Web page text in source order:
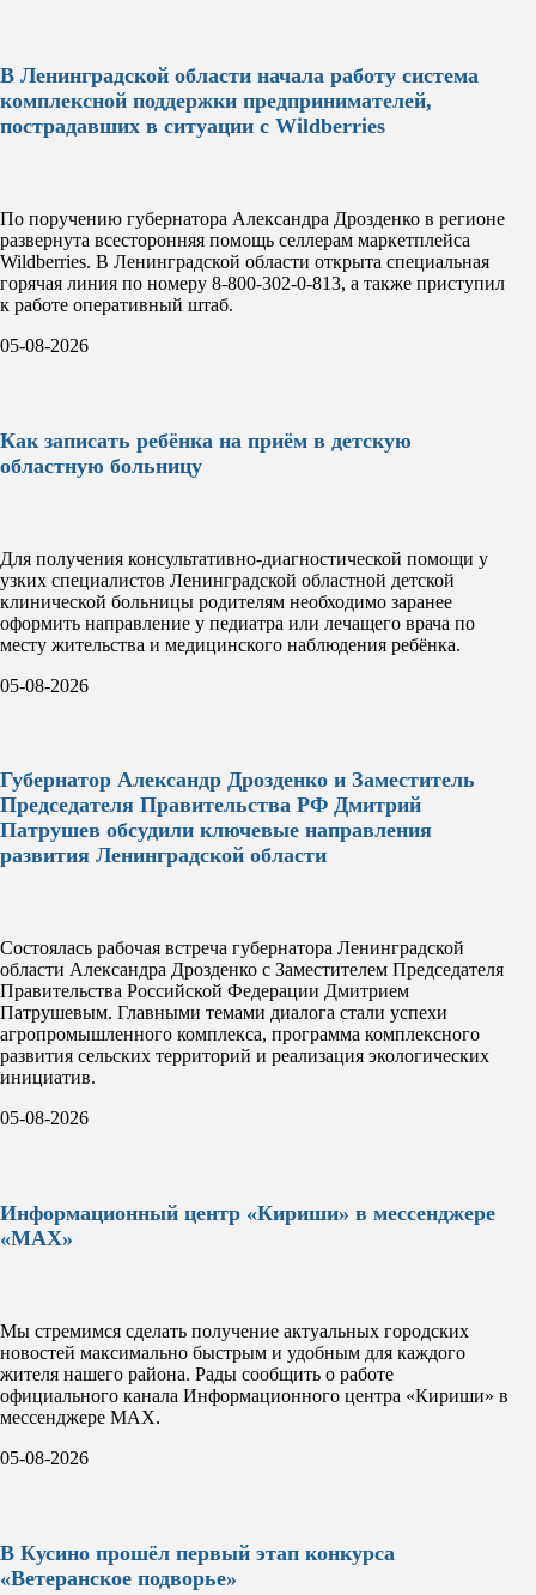
В Ленинградской области начала работу система
комплексной поддержки предпринимателей,
пострадавших в ситуации с Wildberries
По поручению губернатора Александра Дрозденко в регионе
развернута всесторонняя помощь селлерам маркетплейса
Wildberries. В Ленинградской области открыта специальная
горячая линия по номеру 8-800-302-0-813, а также приступил
к работе оперативный штаб.
05-08-2026
Как записать ребёнка на приём в детскую
областную больницу
Для получения консультативно-диагностической помощи у
узких специалистов Ленинградской областной детской
клинической больницы родителям необходимо заранее
оформить направление у педиатра или лечащего врача по
месту жительства и медицинского наблюдения ребёнка.
05-08-2026
Губернатор Александр Дрозденко и Заместитель
Председателя Правительства РФ Дмитрий
Патрушев обсудили ключевые направления
развития Ленинградской области
Состоялась рабочая встреча губернатора Ленинградской
области Александра Дрозденко с Заместителем Председателя
Правительства Российской Федерации Дмитрием
Патрушевым. Главными темами диалога стали успехи
агропромышленного комплекса, программа комплексного
развития сельских территорий и реализация экологических
инициатив.
05-08-2026
Информационный центр «Кириши» в мессенджере
«MAX»
Мы стремимся сделать получение актуальных городских
новостей максимально быстрым и удобным для каждого
жителя нашего района. Рады сообщить о работе
официального канала Информационного центра «Кириши» в
мессенджере MAX.
05-08-2026
В Кусино прошёл первый этап конкурса
«Ветеранское подворье»